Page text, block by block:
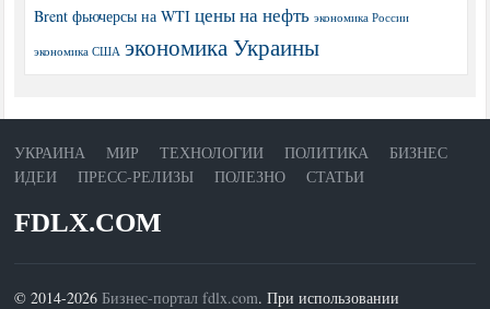
Brent фьючерсы на WTI цены на нефть экономика России
экономика США экономика Украины
УКРАИНА МИР ТЕХНОЛОГИИ ПОЛИТИКА
БИЗНЕС
ИДЕИ
ПРЕСС-РЕЛИЗЫ ПОЛЕЗНО СТАТЬИ
FDLX.COM
© 2014-2026 Бизнес-портал fdlx.com. При использовании